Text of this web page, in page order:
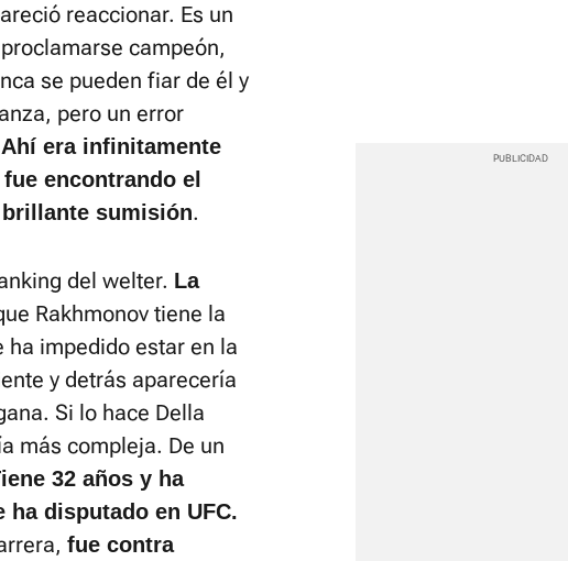
reaccionar. Es un
campeón,
se pueden fiar de él y
pero un error
Ahí era infinitamente
encontrando el
sumisión.
del welter. La
Rakhmonov tiene la
impedido estar en la
y detrás aparecería
Si lo hace Della
más compleja. De un
32 años y ha
ha disputado en UFC.
fue contra